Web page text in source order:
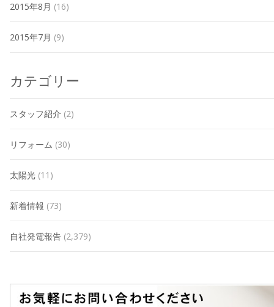
2015年8月 (16)
2015年7月 (9)
カテゴリー
スタッフ紹介 (2)
リフォーム (30)
太陽光 (11)
新着情報 (73)
自社発電報告 (2,379)